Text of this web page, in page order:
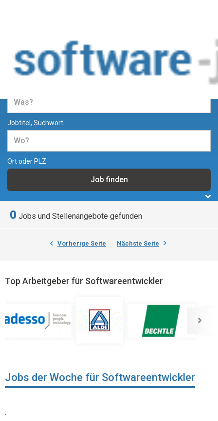
Jobs und Stellenangebote in der
Softwareentwicklung
Jobtitel, Suchwort
Ort oder PLZ
0 Jobs und Stellenangebote gefunden
Vorherige Seite Nächste Seite
Top Arbeitgeber für Softwareentwickler
Jobs der Woche für Softwareentwickler
,